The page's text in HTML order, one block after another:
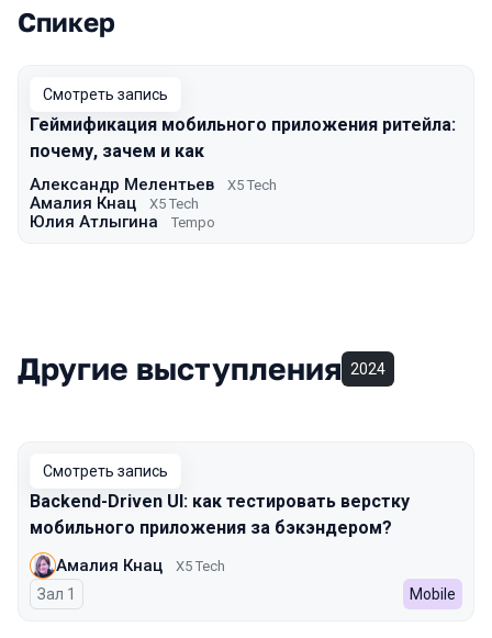
Выступления в сезоне 2023 Autumn
Спикер
Смотреть запись
Геймификация мобильного приложения ритейла:
почему, зачем и как
Александр Мелентьев X5 Tech
Амалия Кнац X5 Tech
Юлия Атлыгина Tempo
Другие выступления 2024
Смотреть запись
Backend-Driven UI: как тестировать верстку
мобильного приложения за бэкэндером?
Амалия Кнац X5 Tech
Зал 1 Mobile